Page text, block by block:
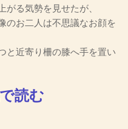
る気勢を見せたが、
のお二人は不思議なお顔を
と近寄り柵の膝へ手を置い
読む